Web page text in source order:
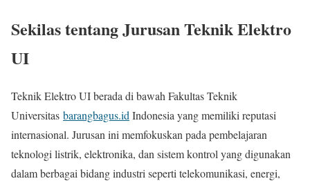
Sekilas tentang Jurusan Teknik Elektro
UI
Teknik Elektro UI berada di bawah Fakultas Teknik
Universitas barangbagus.id Indonesia yang memiliki reputasi
internasional. Jurusan ini memfokuskan pada pembelajaran
teknologi listrik, elektronika, dan sistem kontrol yang digunakan
dalam berbagai bidang industri seperti telekomunikasi, energi,